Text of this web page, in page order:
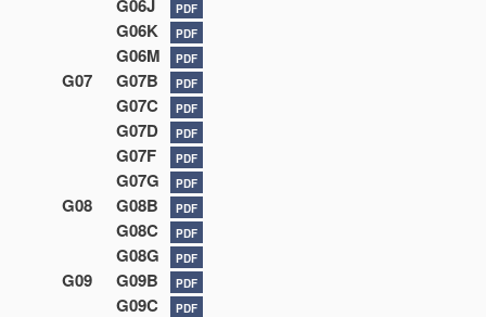
G06J PDF
G06K PDF
G06M PDF
G07 G07B PDF
G07C PDF
G07D PDF
G07F PDF
G07G PDF
G08 G08B PDF
G08C PDF
G08G PDF
G09 G09B PDF
G09C PDF